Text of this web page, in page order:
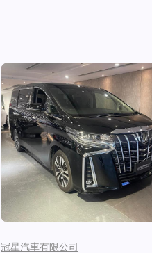
冠星汽車有限公司